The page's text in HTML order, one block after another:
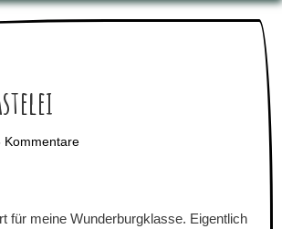
Kommentare
für meine Wunderburgklasse. Eigentlich